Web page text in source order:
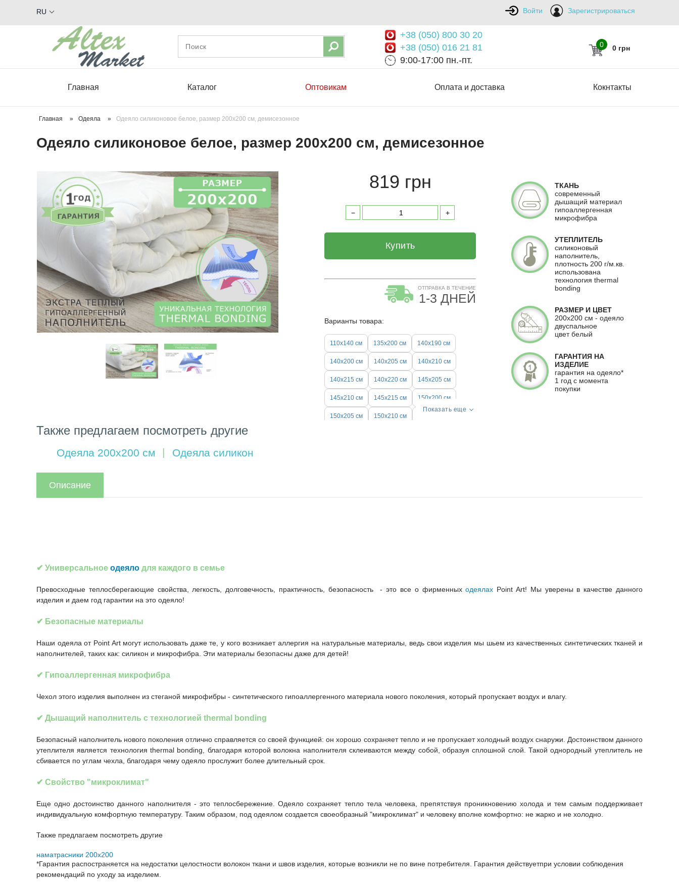
Войти Зарегистрироваться
RU
+38 (050) 800 30 20
+38 (050) 016 21 81
9:00-17:00 пн.-пт.
0 0 грн
Главная Каталог Оптовикам Оплата и доставка Кокнтакты
Главная » Одеяла » Одеяло силиконовое белое, размер 200х200 см, демисезонное
Одеяло силиконовое белое, размер 200х200 см, демисезонное
819 грн
Купить
ОТПРАВКА В ТЕЧЕНИЕ
1-3 ДНЕЙ
Варианты товара:
110х140 см 135x200 см 140х190 см
140х200 см 140x205 см 140x210 см
140x215 см 140x220 см 145x205 см
145x210 см 145x215 см 150x200 см
150x205 см 150x210 см
Показать еще
ТКАНЬ
современный
дышащий материал
гипоаллергенная
микрофибра
УТЕПЛИТЕЛЬ
силиконовый
наполнитель,
плотность 200 г/м.кв.
использована
технология thermal
bonding
РАЗМЕР И ЦВЕТ
200х200 см - одеяло
двуспальное
цвет белый
ГАРАНТИЯ НА
ИЗДЕЛИЕ
гарантия на одеяло*
1 год с момента
покупки
Также предлагаем посмотреть другие
Одеяла 200х200 см Одеяла силикон
Описание
✔ Универсальное одеяло для каждого в семье
Превосходные теплосберегающие свойства, легкость, долговечность, практичность, безопасность - это все о фирменныходеялах Point Art! Мы уверены в качестве данного
изделия и даем год гарантии на это одеяло!
✔ Безопасные материалы
Наши одеяла от Point Art могут использовать даже те, у кого возникает аллергия на натуральные материалы, ведь свои изделия мы шьем из качественных синтетических тканей и
наполнителей, таких как: силикон и микрофибра. Эти материалы безопасны даже для детей!
✔ Гипоаллергенная микрофибра
Чехол этого изделия выполнен из стеганой микрофибры - синтетического гипоаллергенного материала нового поколения, который пропускает воздух и влагу.
✔ Дышащий наполнитель с технологией thermal bonding
Безопасный наполнитель нового поколения отлично справляется со своей функцией: он хорошо сохраняет тепло и не пропускает холодный воздух снаружи. Достоинством данного
утеплителя является технология thermal bonding, благодаря которой волокна наполнителя склеиваются между собой, образуя сплошной слой. Такой однородный утеплитель не
сбивается по углам чехла, благодаря чему одеяло прослужит более длительный срок.
✔ Свойство "микроклимат"
Еще одно достоинство данного наполнителя - это теплосбережение. Одеяло сохраняет тепло тела человека, препятствуя проникновению холода и тем самым поддерживает
индивидуальную комфортную температуру. Таким образом, под одеялом создается своеобразный "микроклимат" и человеку вполне комфортно: не жарко и не холодно.
Также предлагаем посмотреть другие
наматрасники 200х200
*Гарантия распостраняется на недостатки целостности волокон ткани и швов изделия, которые возникли не по вине потребителя. Гарантия действуетпри условии соблюдения
рекомендаций по уходу за изделием.